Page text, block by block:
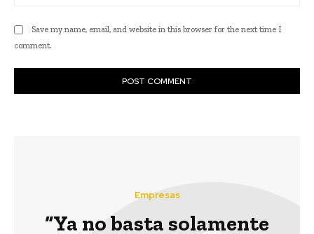
Save my name, email, and website in this browser for the next time I
comment.